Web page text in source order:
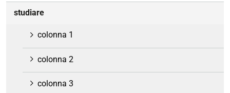
studiare
colonna 1
colonna 2
colonna 3